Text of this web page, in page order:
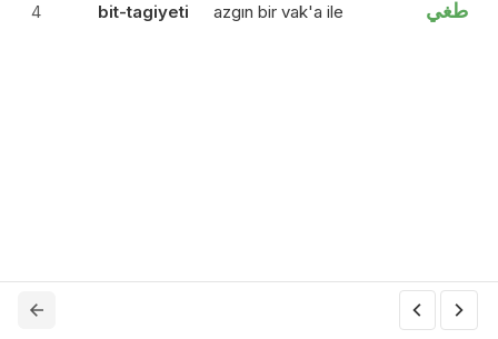
4 bit-tagiyeti azgın bir vak'a ile طغي